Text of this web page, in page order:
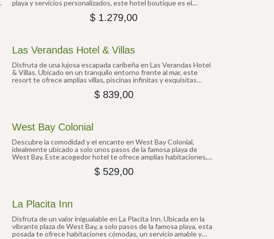
playa y servicios personalizados, este hotel boutique es el
vivir una experiencia inolvidable.
$ 1.279,00
Las Verandas Hotel & Villas
Disfruta de una lujosa escapada caribeña en Las Verandas Hotel
& Villas. Ubicado en un tranquilo entorno frente al mar, este
resort te ofrece amplias villas, piscinas infinitas y exquisitas
comodidad, estilo y relajación.
$ 839,00
West Bay Colonial
Descubre la comodidad y el encanto en West Bay Colonial,
idealmente ubicado a solo unos pasos de la famosa playa de
West Bay. Este acogedor hotel te ofrece amplias habitaciones,
restaurantes y tiendas locales. Perfecto para parejas y familias
que buscan un refugio tranquilo con acceso conveniente a la
$ 529,00
La Placita Inn
Disfruta de un valor inigualable en La Placita Inn. Ubicada en la
vibrante plaza de West Bay, a solo pasos de la famosa playa, esta
posada te ofrece habitaciones cómodas, un servicio amable y